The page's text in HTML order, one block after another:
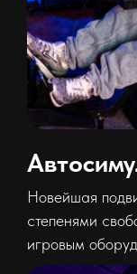
Новейшая
степенями
игровым